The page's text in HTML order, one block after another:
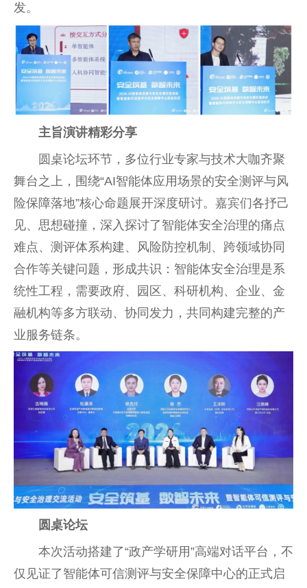
发。
主旨演讲精彩分享
圆桌论坛环节，多位行业专家与技术大咖齐聚
舞台之上，围绕“AI智能体应用场景的安全测评与风
险保障落地”核心命题展开深度研讨。嘉宾们各抒己
见、思想碰撞，深入探讨了智能体安全治理的痛点
难点、测评体系构建、风险防控机制、跨领域协同
合作等关键问题，形成共识：智能体安全治理是系
统性工程，需要政府、园区、科研机构、企业、金
融机构等多方联动、协同发力，共同构建完整的产
业服务链条。
圆桌论坛
本次活动搭建了“政产学研用”高端对话平台，不
仅见证了智能体可信测评与安全保障中心的正式启